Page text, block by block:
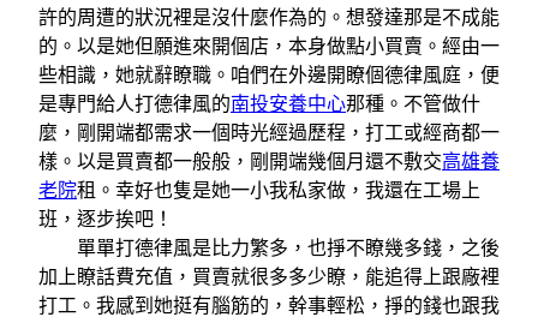
許的周遭的狀況裡是沒什麼作為的。想發達那是不成能
的。以是她但願進來開個店，本身做點小買賣。經由一
些相識，她就辭瞭職。咱們在外邊開瞭個德律風庭，便
是專門給人打德律風的南投安養中心那種。不管做什
麼，剛開端都需求一個時光經過歷程，打工或經商都一
樣。以是買賣都一般般，剛開端幾個月還不敷交高雄養
老院租。幸好也隻是她一小我私家做，我還在工場上
班，逐步挨吧！
單單打德律風是比力繁多，也掙不瞭幾多錢，之後
加上瞭話費充值，買賣就很多多少瞭，能追得上跟廠裡
打工。我感到她挺有腦筋的，幹事輕松，掙的錢也跟我